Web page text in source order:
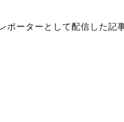
ーターとして配信した記